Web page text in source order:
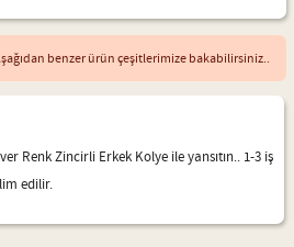
benzer ürün çeşitlerimize bakabilirsiniz..
Renk Zincirli Erkek Kolye ile yansıtın.. 1-3 iş
edilir.